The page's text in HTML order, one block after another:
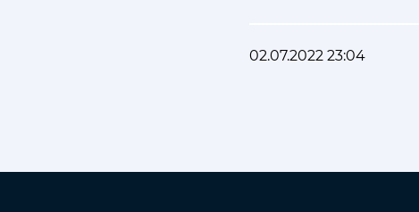
02.07.2022 23:04